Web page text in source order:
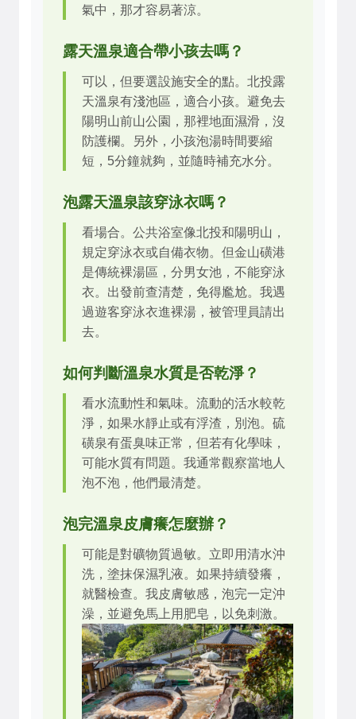
氣中，那才容易著涼。
露天溫泉適合帶小孩去嗎？
可以，但要選設施安全的點。北投露
天溫泉有淺池區，適合小孩。避免去
陽明山前山公園，那裡地面濕滑，沒
防護欄。另外，小孩泡湯時間要縮
短，5分鐘就夠，並隨時補充水分。
泡露天溫泉該穿泳衣嗎？
看場合。公共浴室像北投和陽明山，
規定穿泳衣或自備衣物。但金山磺港
是傳統裸湯區，分男女池，不能穿泳
衣。出發前查清楚，免得尷尬。我遇
過遊客穿泳衣進裸湯，被管理員請出
去。
如何判斷溫泉水質是否乾淨？
看水流動性和氣味。流動的活水較乾
淨，如果水靜止或有浮渣，別泡。硫
磺泉有蛋臭味正常，但若有化學味，
可能水質有問題。我通常觀察當地人
泡不泡，他們最清楚。
泡完溫泉皮膚癢怎麼辦？
可能是對礦物質過敏。立即用清水沖
洗，塗抹保濕乳液。如果持續發癢，
就醫檢查。我皮膚敏感，泡完一定沖
澡，並避免馬上用肥皂，以免刺激。